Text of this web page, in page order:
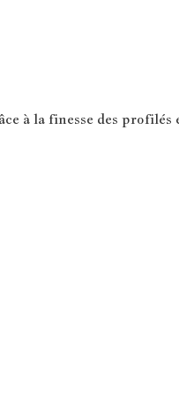
à la finesse des profilés